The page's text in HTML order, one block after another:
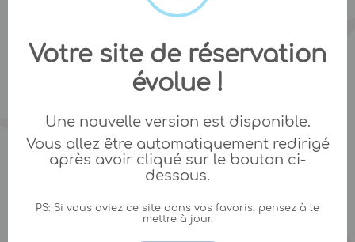
Votre site de réservation
évolue !
Une nouvelle version est disponible.
Vous allez être automatiquement redirigé
après avoir cliqué sur le bouton ci-
dessous.
PS: Si vous aviez ce site dans vos favoris, pensez à le
mettre à jour.